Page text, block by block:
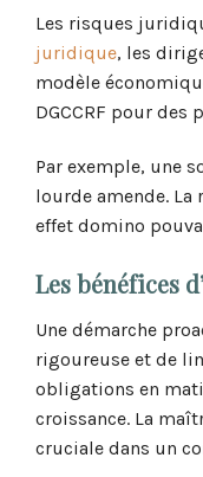
Les risques
juridique, les
modèle
DGCCRF pour
Par exemple, une
lourde amende. La
effet domino
Les bénéfices
Une démarche
rigoureuse et de
obligations en
croissance. La
cruciale dans un